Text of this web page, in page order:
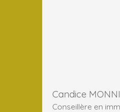
Candice
Conseillère en